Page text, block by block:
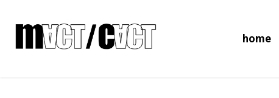
home